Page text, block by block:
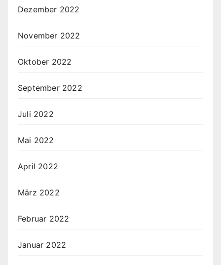
Dezember 2022
November 2022
Oktober 2022
September 2022
Juli 2022
Mai 2022
April 2022
März 2022
Februar 2022
Januar 2022